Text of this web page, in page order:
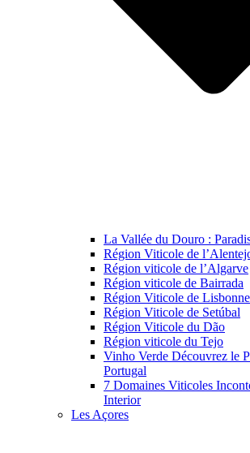
La Vallée du Douro :
Région Viticole de
Région viticole de l’Algarve
Région viticole de Bairrada
Région Viticole de Lisbonne
Région Viticole de Setúbal
Région Viticole du Dão
Région viticole du Tejo
Vinho Verde Découvrez le
Portugal
7 Domaines Viticoles
Interior
Les Açores